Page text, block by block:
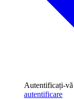
Autentificați-vă
autentificare